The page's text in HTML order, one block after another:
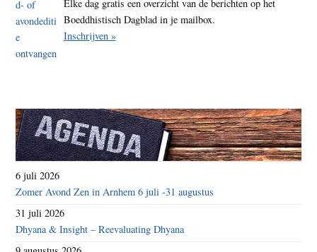
Elke dag gratis een overzicht van de berichten op het
Boeddhistisch Dagblad in je mailbox.
Inschrijven »
6 juli 2026
Zomer Avond Zen in Arnhem 6 juli -31 augustus
31 juli 2026
Dhyana & Insight – Reevaluating Dhyana